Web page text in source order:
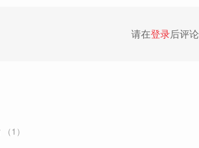
请在登录后评论
（1）